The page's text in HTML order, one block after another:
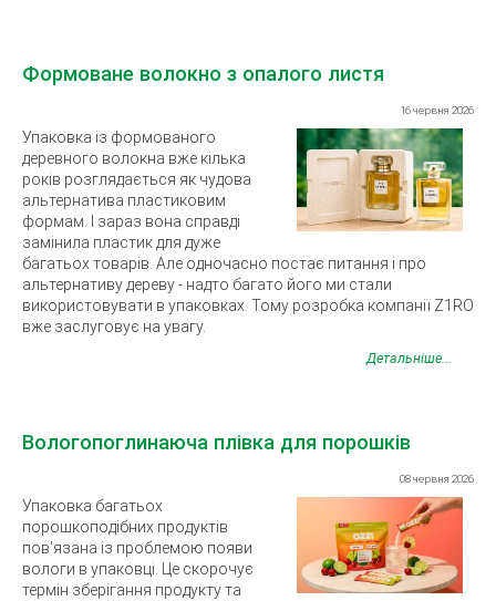
Формоване волокно з опалого листя
16 червня 2026
Упаковка із формованого
деревного волокна вже кілька
років розглядається як чудова
альтернатива пластиковим
формам. І зараз вона справді
замінила пластик для дуже
багатьох товарів. Але одночасно постає питання і про
альтернативу дереву - надто багато його ми стали
використовувати в упаковках. Тому розробка компанії Z1RO
вже заслуговує на увагу.
Детальніше...
Вологопоглинаюча плівка для порошків
08 червня 2026
Упаковка багатьох
порошкоподібних продуктів
пов'язана із проблемою появи
вологи в упаковці. Це скорочує
термін зберігання продукту та